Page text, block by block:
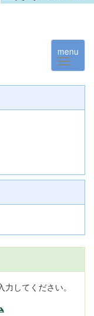
menu
してください。